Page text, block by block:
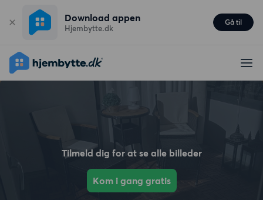
Download appen
Hjembytte.dk
Gå til
Tilmeld dig for at se alle billeder
Kom i gang gratis